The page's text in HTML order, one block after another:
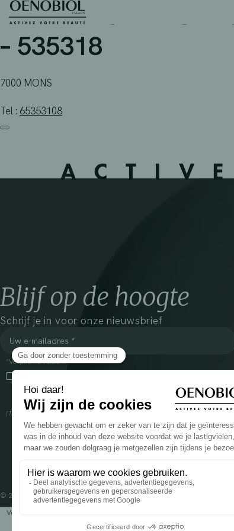
SkipPHARMACIE
– 535318
7000 MONS
Tel : 65353108
Blijf op de hoogte
Schrijf je in voor onze nieuwsbrief
*Verplichte velden
Door dit vakje aan te vinken, ga ik ermee akkoord dat Cooper(1)
om mij commerciële informatie te sturen over zijn producten en
over het beheer van uw gegevens en uw rechten, klikhier
(1) Coopération pharmaceutique Française, RCS Melun 399 227 636
© 2024 OENOBIOL PARIS
Voedingssupplement dat moet worden geconsumeerd als